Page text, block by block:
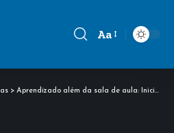
Font
Aa
> Aprendizado além da sala de aula: Iniciativas do Centro Educacional Irmã Maria Antônia